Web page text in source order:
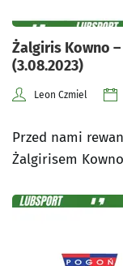
Żalgiris Kowno
(3.08.2023)
Leon Czmiel
Przed nami
Żalgirisem